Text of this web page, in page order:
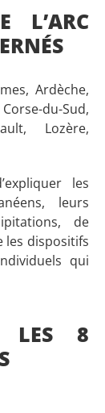
L’ARC
Ardèche,
du-Sud,
Lozère,
les
leurs
de
les dispositifs
qui
LES 8